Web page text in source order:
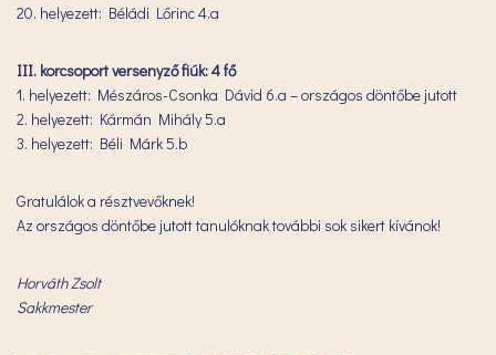
20. helyezett: Béládi Lőrinc 4.a
III. korcsoport versenyző fiúk: 4 fő
1. helyezett: Mészáros-Csonka Dávid 6.a – országos döntőbe jutott
2. helyezett: Kármán Mihály 5.a
3. helyezett: Béli Márk 5.b
Gratulálok a résztvevőknek!
Az országos döntőbe jutott tanulóknak további sok sikert kívánok!
Horváth Zsolt
Sakkmester